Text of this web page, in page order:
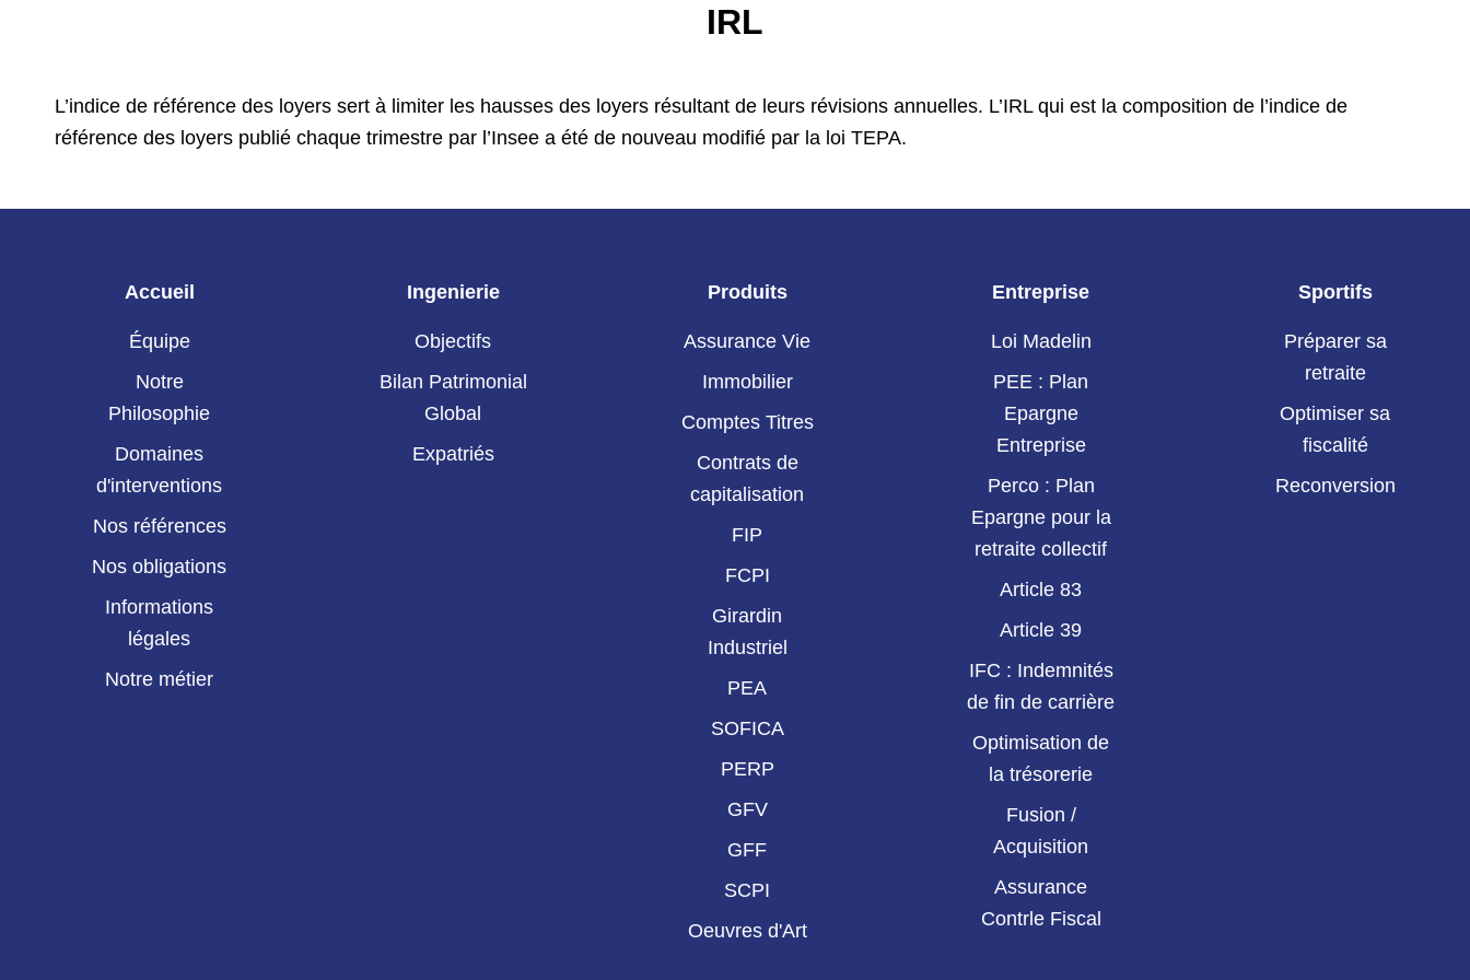
IRL
L’indice de référence des loyers sert à limiter les hausses des loyers résultant de leurs révisions annuelles. L’IRL qui est la composition de l’indice de
référence des loyers publié chaque trimestre par l’Insee a été de nouveau modifié par la loi TEPA.
Accueil
Équipe
Notre
Philosophie
Domaines
d'interventions
Nos références
Nos obligations
Informations
légales
Notre métier
Ingenierie
Objectifs
Bilan Patrimonial
Global
Expatriés
Produits
Assurance Vie
Immobilier
Comptes Titres
Contrats de
capitalisation
FIP
FCPI
Girardin
Industriel
PEA
SOFICA
PERP
GFV
GFF
SCPI
Oeuvres d'Art
Entreprise
Loi Madelin
PEE : Plan
Epargne
Entreprise
Perco : Plan
Epargne pour la
retraite collectif
Article 83
Article 39
IFC : Indemnités
de fin de carrière
Optimisation de
la trésorerie
Fusion /
Acquisition
Assurance
Contrle Fiscal
Sportifs
Préparer sa
retraite
Optimiser sa
fiscalité
Reconversion